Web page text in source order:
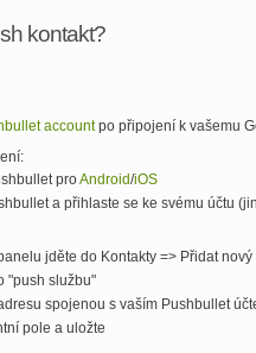
kontakt?
accountpo připojení k vašemu
proAndroid/iOS
a přihlaste se ke svému účtu
jděte do Kontakty => Přidat
"push službu"
spojenou s vaším Pushbullet
pole a uložte